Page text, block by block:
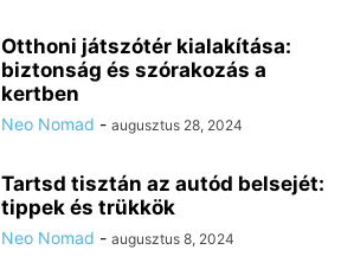
Otthoni játszótér kialakítása:
biztonság és szórakozás a
kertben
Neo Nomad - augusztus 28, 2024
Tartsd tisztán az autód belsejét:
tippek és trükkök
Neo Nomad - augusztus 8, 2024